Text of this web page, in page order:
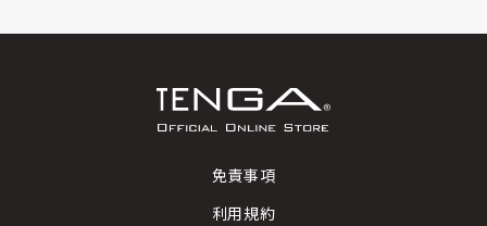
免責事項
利用規約